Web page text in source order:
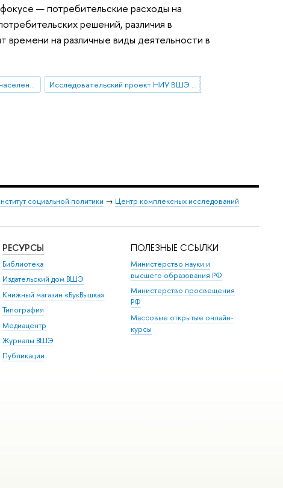
— потребительские расходы на
решений, различия в
времени на различные виды деятельности в
потребительское поведение населения Исследовательский проект НИУ ВШЭ «Экономическое поведение домашних хозяйств»
социальной политики → Центр комплексных исследований
РЕСУРСЫ
Библиотека
Издательский дом ВШЭ
Книжный магазин «БукВышка»
Типография
Медиацентр
Журналы ВШЭ
Публикации
ПОЛЕЗНЫЕ ССЫЛКИ
Министерство науки и
высшего образования РФ
Министерство просвещения
РФ
Массовые открытые онлайн-
курсы